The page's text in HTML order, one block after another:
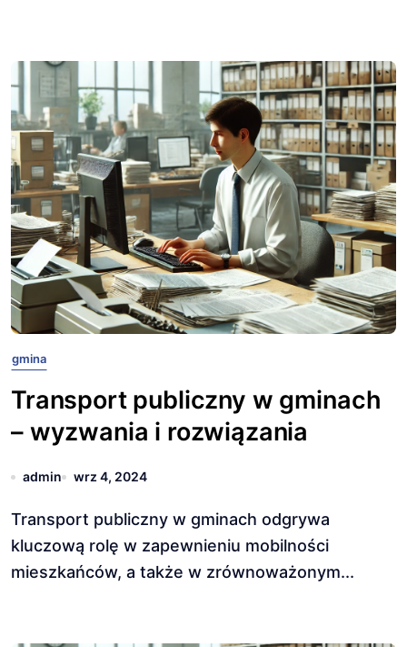
gmina
Transport publiczny w gminach
– wyzwania i rozwiązania
admin wrz 4, 2024
Transport publiczny w gminach odgrywa
kluczową rolę w zapewnieniu mobilności
mieszkańców, a także w zrównoważonym...